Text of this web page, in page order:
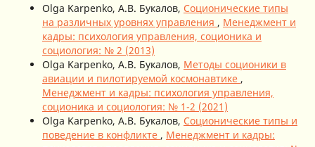
Olga Karpenko, А.В. Букалов, Соционические типы
на различных уровнях управления , Менеджмент и
кадры: психология управления, соционика и
социология: № 2 (2013)
Olga Karpenko, А.В. Букалов, Методы соционики в
авиации и пилотируемой космонавтике ,
Менеджмент и кадры: психология управления,
соционика и социология: № 1-2 (2021)
Olga Karpenko, А.В. Букалов, Соционические типы и
поведение в конфликте , Менеджмент и кадры: